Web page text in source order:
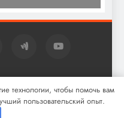
тема
Powered By
BlazeThemes
технологии, чтобы помочь вам
пользовательский опыт.